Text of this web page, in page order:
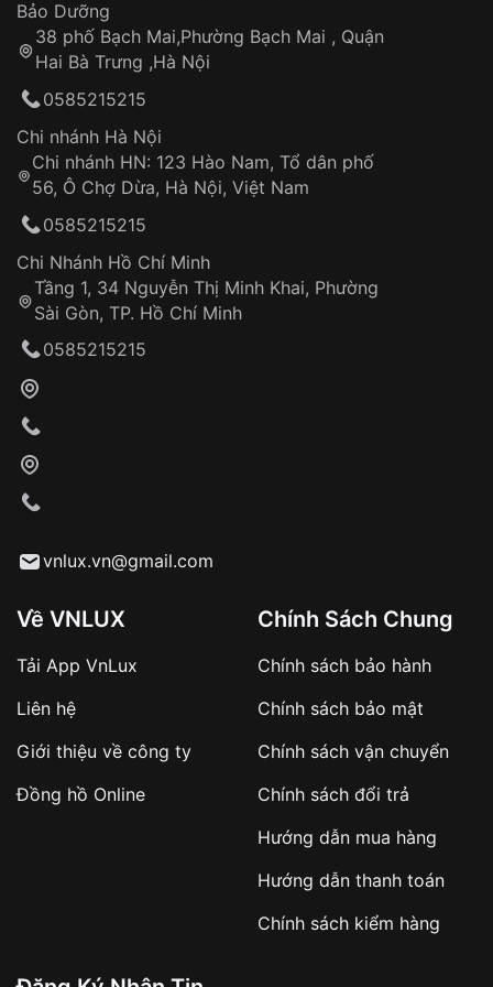
Thời gian tính từ khi xác nhận đơn hàng thành
công
Hotline: 0585 215 215
Từ khóa SEO:
Khách hàng kiểm tra và thanh toán trực tiếp
Từ khóa SEO:
sản phẩm đặc biệt
hàng
Số tiền còn lại thanh toán khi nhận hàng hoặc
✔️ Đảm bảo xử lý đơn hàng nhanh chóng
✔️ Hạn chế tình trạng hủy đơn không mong
Sản phẩm đã bị:
Tự ý sửa chữa
thống VNLUX
Đảm bảo quyền lợi khách hàng
Đồng hành cùng khách hàng trong suốt quá
trình sử dụng
Bảo Dưỡng
38 phố Bạch Mai,Phường Bạch Mai , Quận
Hai Bà Trưng ,Hà Nội
0585215215
Chi nhánh Hà Nội
Chi nhánh HN: 123 Hào Nam, Tổ dân phố
56, Ô Chợ Dừa, Hà Nội, Việt Nam
0585215215
Chi Nhánh Hồ Chí Minh
Tầng 1, 34 Nguyễn Thị Minh Khai, Phường
Sài Gòn, TP. Hồ Chí Minh
0585215215
vnlux.vn@gmail.com
Về VNLUX
Tải App VnLux
Liên hệ
Giới thiệu về công ty
Đồng hồ Online
Chính Sách Chung
Chính sách bảo hành
Chính sách bảo mật
Chính sách vận chuyển
Chính sách đổi trả
Hướng dẫn mua hàng
Hướng dẫn thanh toán
Chính sách kiểm hàng